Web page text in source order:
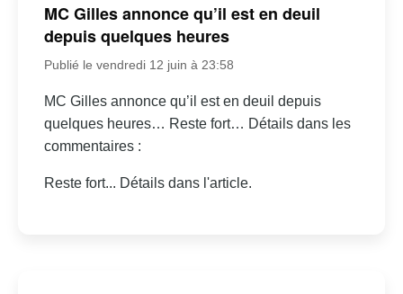
MC Gilles annonce qu’il est en deuil
depuis quelques heures
Publié le vendredi 12 juin à 23:58
MC Gilles annonce qu’il est en deuil depuis
quelques heures… Reste fort… Détails dans les
commentaires :
Reste fort... Détails dans l'article.